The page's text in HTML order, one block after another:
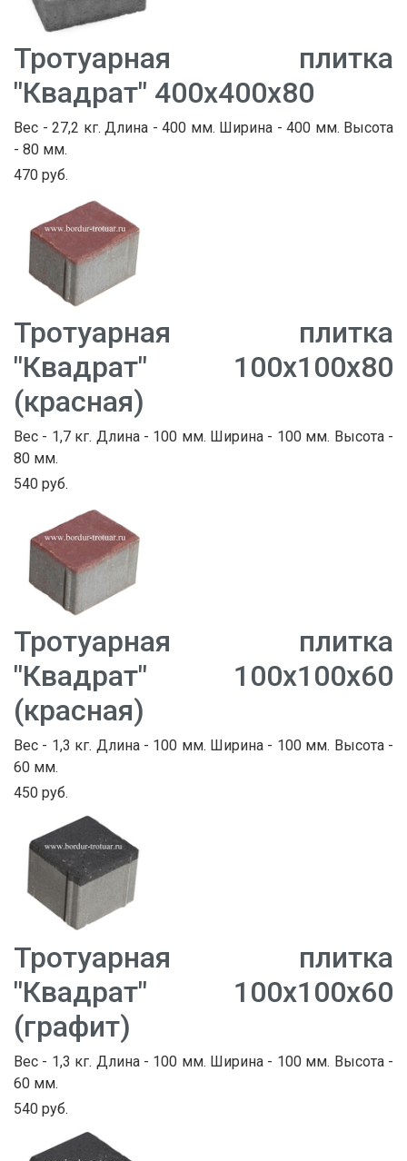
Тротуарная плитка
"Квадрат" 400х400х80
Вес - 27,2 кг. Длина - 400 мм. Ширина - 400 мм. Высота
- 80 мм.
470 руб.
Тротуарная плитка
"Квадрат" 100х100х80
(красная)
Вес - 1,7 кг. Длина - 100 мм. Ширина - 100 мм. Высота -
80 мм.
540 руб.
Тротуарная плитка
"Квадрат" 100х100х60
(красная)
Вес - 1,3 кг. Длина - 100 мм. Ширина - 100 мм. Высота -
60 мм.
450 руб.
Тротуарная плитка
"Квадрат" 100х100х60
(графит)
Вес - 1,3 кг. Длина - 100 мм. Ширина - 100 мм. Высота -
60 мм.
540 руб.